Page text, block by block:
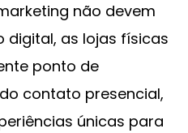
não devem
digital, as lojas físicas
ponto de
contato presencial,
únicas para